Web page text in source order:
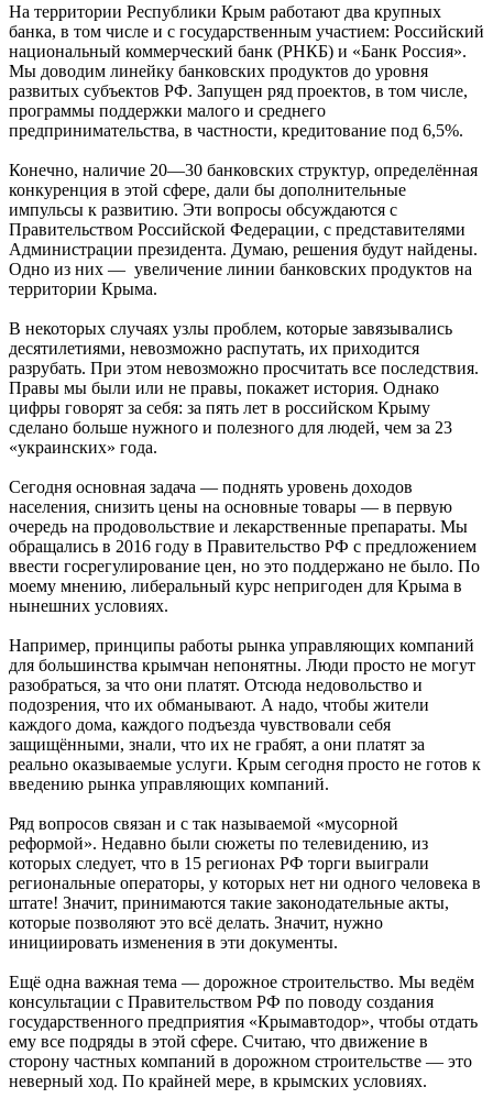
На территории Республики Крым работают два крупных
банка, в том числе и с государственным участием: Российский
национальный коммерческий банк (РНКБ) и «Банк Россия».
Мы доводим линейку банковских продуктов до уровня
развитых субъектов РФ. Запущен ряд проектов, в том числе,
программы поддержки малого и среднего
предпринимательства, в частности, кредитование под 6,5%.
Конечно, наличие 20—30 банковских структур, определённая
конкуренция в этой сфере, дали бы дополнительные
импульсы к развитию. Эти вопросы обсуждаются с
Правительством Российской Федерации, с представителями
Администрации президента. Думаю, решения будут найдены.
Одно из них — увеличение линии банковских продуктов на
территории Крыма.
В некоторых случаях узлы проблем, которые завязывались
десятилетиями, невозможно распутать, их приходится
разрубать. При этом невозможно просчитать все последствия.
Правы мы были или не правы, покажет история. Однако
цифры говорят за себя: за пять лет в российском Крыму
сделано больше нужного и полезного для людей, чем за 23
«украинских» года.
Сегодня основная задача — поднять уровень доходов
населения, снизить цены на основные товары — в первую
очередь на продовольствие и лекарственные препараты. Мы
обращались в 2016 году в Правительство РФ с предложением
ввести госрегулирование цен, но это поддержано не было. По
моему мнению, либеральный курс непригоден для Крыма в
нынешних условиях.
Например, принципы работы рынка управляющих компаний
для большинства крымчан непонятны. Люди просто не могут
разобраться, за что они платят. Отсюда недовольство и
подозрения, что их обманывают. А надо, чтобы жители
каждого дома, каждого подъезда чувствовали себя
защищёнными, знали, что их не грабят, а они платят за
реально оказываемые услуги. Крым сегодня просто не готов к
введению рынка управляющих компаний.
Ряд вопросов связан и с так называемой «мусорной
реформой». Недавно были сюжеты по телевидению, из
которых следует, что в 15 регионах РФ торги выиграли
региональные операторы, у которых нет ни одного человека в
штате! Значит, принимаются такие законодательные акты,
которые позволяют это всё делать. Значит, нужно
инициировать изменения в эти документы.
Ещё одна важная тема — дорожное строительство. Мы ведём
консультации с Правительством РФ по поводу создания
государственного предприятия «Крымавтодор», чтобы отдать
ему все подряды в этой сфере. Считаю, что движение в
сторону частных компаний в дорожном строительстве — это
неверный ход. По крайней мере, в крымских условиях.